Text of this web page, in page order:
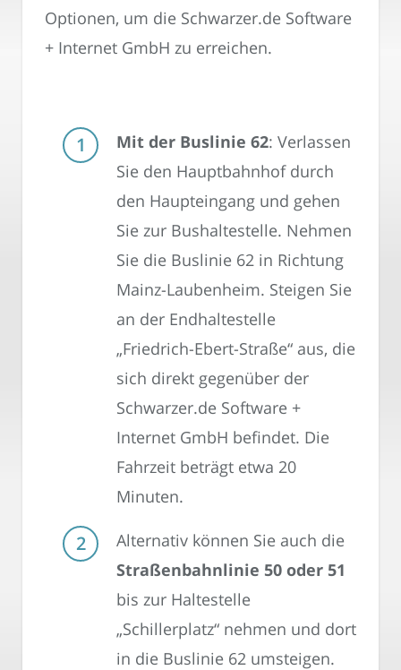
Optionen, um die Schwarzer.de Software
+ Internet GmbH zu erreichen.
Mit der Buslinie 62: Verlassen
Sie den Hauptbahnhof durch
den Haupteingang und gehen
Sie zur Bushaltestelle. Nehmen
Sie die Buslinie 62 in Richtung
Mainz-Laubenheim. Steigen Sie
an der Endhaltestelle
„Friedrich-Ebert-Straße“ aus, die
sich direkt gegenüber der
Schwarzer.de Software +
Internet GmbH befindet. Die
Fahrzeit beträgt etwa 20
Minuten.
Alternativ können Sie auch die
Straßenbahnlinie 50 oder 51
bis zur Haltestelle
„Schillerplatz“ nehmen und dort
in die Buslinie 62 umsteigen.